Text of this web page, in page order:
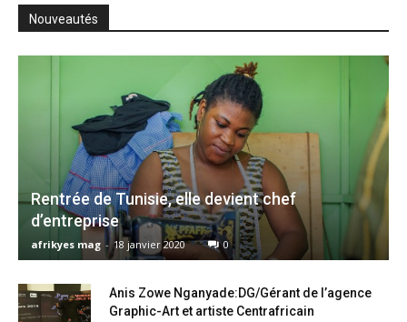
Nouveautés
Rentrée de Tunisie, elle devient chef
d’entreprise
afrikyes mag - 18 janvier 2020 0
Anis Zowe Nganyade:DG/Gérant de l’agence
Graphic-Art et artiste Centrafricain